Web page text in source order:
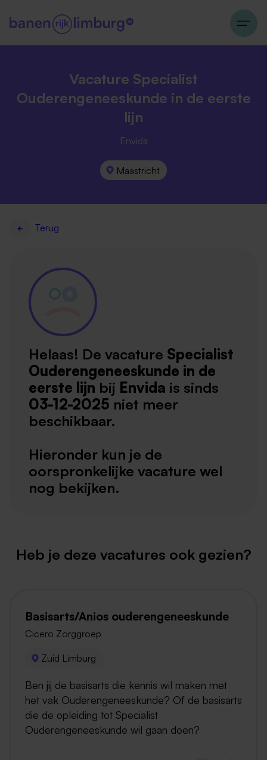
Vacature Specialist
Ouderengeneeskunde in de eerste
lijn
Envida
Maastricht
Terug
Helaas! De vacature Specialist
Ouderengeneeskunde in de
eerste lijn bij Envida is sinds
03-12-2025 niet meer
beschikbaar.
Hieronder kun je de
oorspronkelijke vacature wel
nog bekijken.
Heb je deze vacatures ook gezien?
Basisarts/Anios ouderengeneeskunde
Cicero Zorggroep
Zuid Limburg
Ben jij de basisarts die kennis wil maken met
het vak Ouderengeneeskunde? Of de basisarts
die de opleiding tot Specialist
Ouderengeneeskunde wil gaan doen?